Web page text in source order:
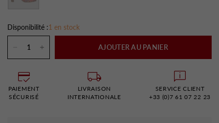
Disponibilité :1 en stock
AJOUTER AU PANIER
PAIEMENT
SÉCURISÉ
LIVRAISON
INTERNATIONALE
SERVICE CLIENT
+33 (0)7 61 07 22 23